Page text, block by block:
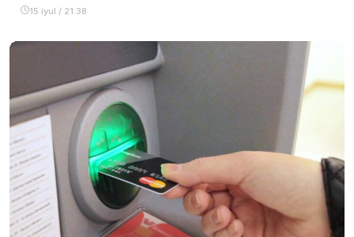
15 iyul / 21:38